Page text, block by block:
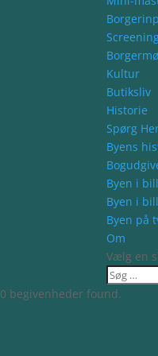
Kultur
Butiksliv
Historie
Spørg
Byens
Byen i
Byen i
Byen på
Om
Vælg en
0 begivenheder found.